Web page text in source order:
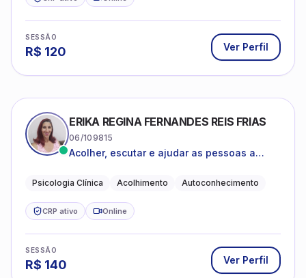
SESSÃO
R$ 120 Ver Perfil
ERIKA REGINA FERNANDES REIS FRIAS
06/109815
Acolher, escutar e ajudar as pessoas a
Psicologia Clínica Acolhimento Autoconhecimento
CRP ativo Online
SESSÃO
R$ 140 Ver Perfil